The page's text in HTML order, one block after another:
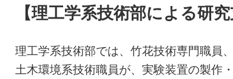
【理工学系技術部による研究
理工学系技術部では、竹花技術専門職員
土木環境系技術職員が、実験装置の製作